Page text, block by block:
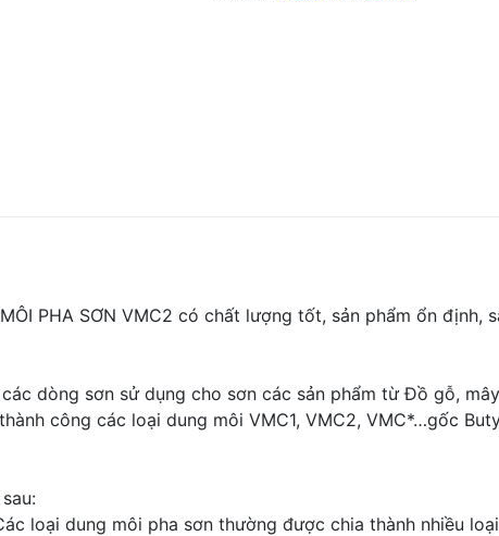
PHA SƠN VMC2 có chất lượng tốt, sản phẩm ổn định,
dòng sơn sử dụng cho sơn các sản phẩm từ Đồ gỗ,
công các loại dung môi VMC1, VMC2, VMC*…gốc
loại dung môi pha sơn thường được chia thành nhiều